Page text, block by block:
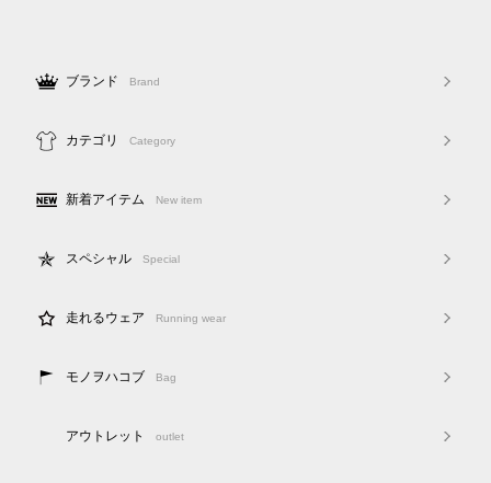
ブランド Brand
カテゴリ Category
新着アイテム New item
スペシャル Special
走れるウェア Running wear
モノヲハコブ Bag
アウトレット outlet